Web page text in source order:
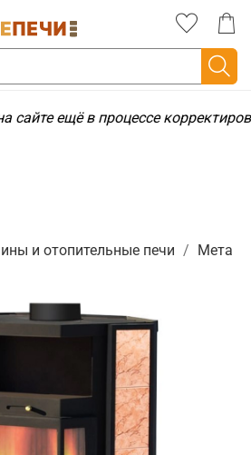
сайте ещё в процессе
и отопительные печи Мета